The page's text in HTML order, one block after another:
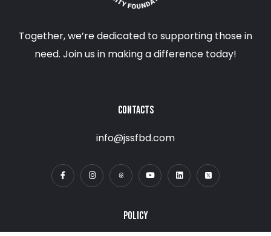
Together, we’re dedicated to supporting those in
need. Join us in making a difference today!
CONTACTS
info@jssfbd.com
POLICY